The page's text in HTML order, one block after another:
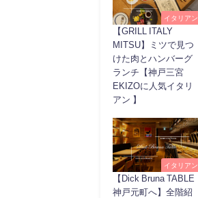
イタリアン
【GRILL ITALY
MITSU】ミツで見つ
けた肉とハンバーグ
ランチ【神戸三宮
EKIZOに人気イタリ
アン 】
イタリアン
【Dick Bruna TABLE
神戸元町へ】全階紹